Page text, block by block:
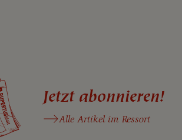
Jetzt abonnieren!
Alle Artikel im Ressort